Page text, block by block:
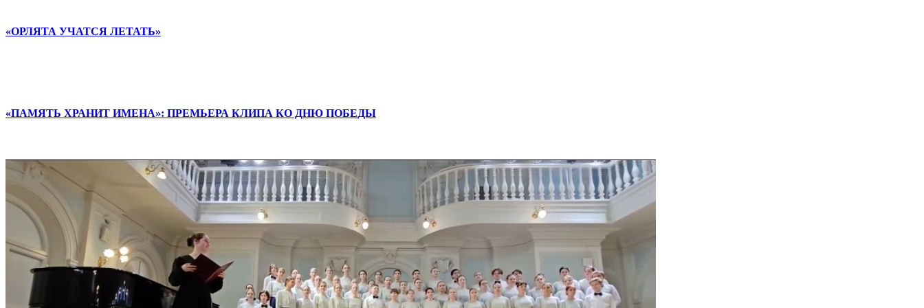
«ОРЛЯТА УЧАТСЯ ЛЕТАТЬ»
«ПАМЯТЬ ХРАНИТ ИМЕНА»: ПРЕМЬЕРА КЛИПА КО ДНЮ ПОБЕДЫ